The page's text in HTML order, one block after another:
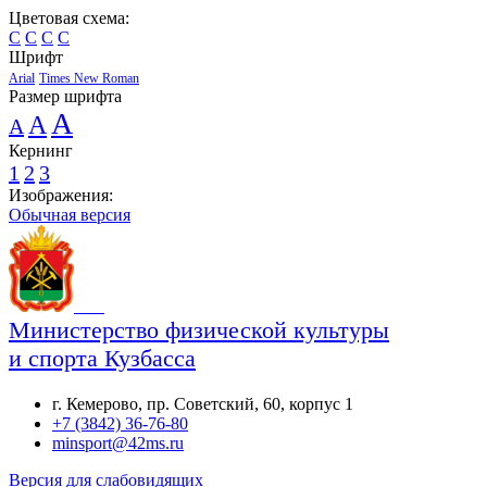
Цветовая схема:
C C C C
Шрифт
Arial Times New Roman
Размер шрифта
A A A
Кернинг
1 2 3
Изображения:
Обычная версия
Министерство физической культуры
и спорта Кузбасса
г. Кемерово, пр. Советский, 60, корпус 1
+7 (3842) 36-76-80
minsport@42ms.ru
Версия для слабовидящих